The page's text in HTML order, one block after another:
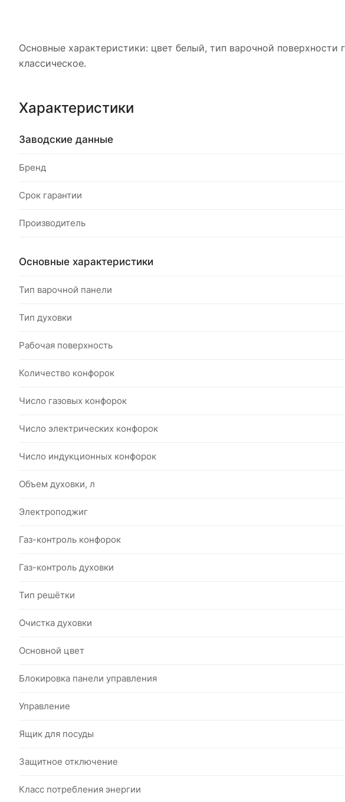
Основные характеристики: цвет белый, тип варочной
классическое.
Характеристики
Заводские данные
Бренд
Срок гарантии
Производитель
Основные характеристики
Тип варочной панели
Тип духовки
Рабочая поверхность
Количество конфорок
Число газовых конфорок
Число электрических конфорок
Число индукционных конфорок
Объем духовки, л
Электроподжиг
Газ-контроль конфорок
Газ-контроль духовки
Тип решётки
Очистка духовки
Основной цвет
Блокировка панели управления
Управление
Ящик для посуды
Защитное отключение
Класс потребления энергии